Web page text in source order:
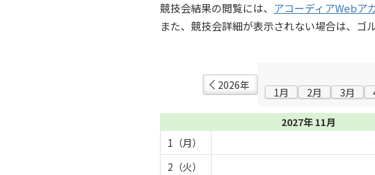
競技会結果の閲覧には、 アコーディアWebア
また、競技会詳細が表示されない場合は、ゴ
2026年
1月 2月 3月
2027年 11月
1（月）
2（火）